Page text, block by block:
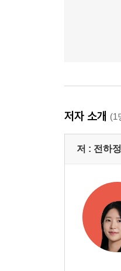
저자 소개 (1
저 : 전하정